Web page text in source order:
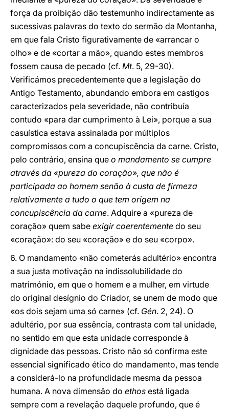
força da proibição dão testemunho indirectamente as
sucessivas palavras do texto do sermão da Montanha,
em que fala Cristo figurativamente de «arrancar o
olho» e de «cortar a mão», quando estes membros
fossem causa de pecado (cf. Mt. 5, 29-30).
Verificámos precedentemente que a legislação do
Antigo Testamento, abundando embora em castigos
caracterizados pela severidade, não contribuía
contudo «para dar cumprimento à Lei», porque a sua
casuística estava assinalada por múltiplos
compromissos com a concupiscência da carne. Cristo,
pelo contrário, ensina que o mandamento se cumpre
através da «pureza do coração», que não é
participada ao homem senão à custa de firmeza
relativamente a tudo o que tem origem na
concupiscência da carne. Adquire a «pureza de
coração» quem sabe exigir coerentemente do seu
«coração»: do seu «coração» e do seu «corpo».
6. O mandamento «não cometerás adultério» encontra
a sua justa motivação na indissolubilidade do
matrimónio, em que o homem e a mulher, em virtude
do original desígnio do Criador, se unem de modo que
«os dois sejam uma só carne» (cf. Gén. 2, 24). O
adultério, por sua essência, contrasta com tal unidade,
no sentido em que esta unidade corresponde à
dignidade das pessoas. Cristo não só confirma este
essencial significado ético do mandamento, mas tende
a considerá-lo na profundidade mesma da pessoa
humana. A nova dimensão do ethos está ligada
sempre com a revelação daquele profundo, que é